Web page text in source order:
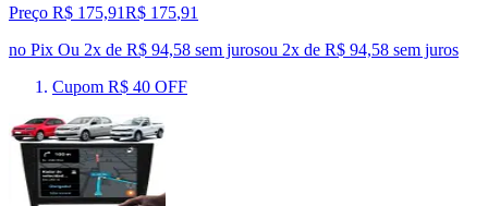
Preço R$ 175,91R$ 175,91
no Pix Ou 2x de R$ 94,58 sem jurosou 2x de R$ 94,58 sem juros
Cupom R$ 40 OFF